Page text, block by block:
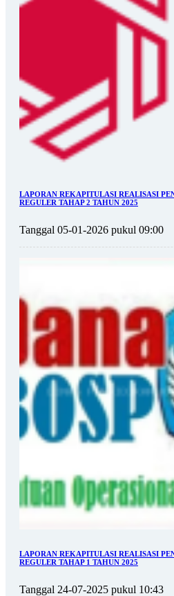
LAPORAN REKAPITULASI REALISASI
REGULER TAHAP 2 TAHUN 2025
Tanggal 05-01-2026 pukul 09:00
LAPORAN REKAPITULASI REALISASI
REGULER TAHAP 1 TAHUN 2025
Tanggal 24-07-2025 pukul 10:43